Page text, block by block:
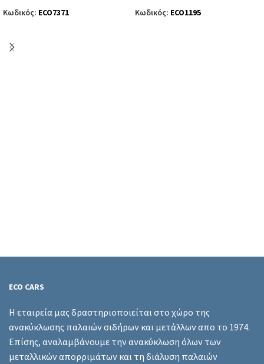
Κωδικός: ECO7371 Κωδικός: ECO1195
ECO CARS
Η εταιρεία μας δραστηριοποιείται στο χώρο της
ανακύκλωσης παλαιών σιδήρων και μετάλλων απο το 1974.
Επίσης, αναλαμβάνουμε την ανακύκλωση όλων των
μεταλλικών απορριμάτων και τη διάλυση παλαιών